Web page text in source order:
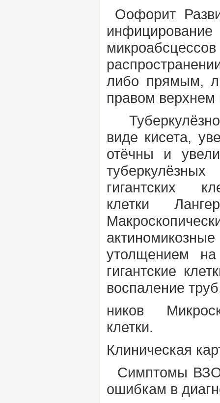
Оофорит
либо прямым,
правом
виде кисета,
отёчны и
клетки
утолщением
гигантские
воспаление
ников
клетки.
Клиническая
Симптомы
ошибкам в